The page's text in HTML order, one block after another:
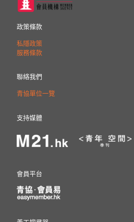
政策條款
私隱政策
服務條款
聯絡我們
青協單位一覽
支持媒體
會員平台